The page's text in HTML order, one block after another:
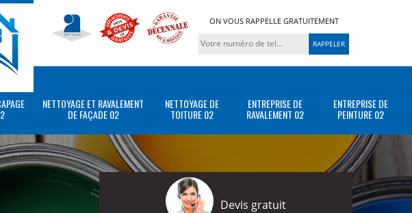
ON VOUS RAPPELLE GRATUITEMENT
NETTOYAGE ET RAVALEMENT
DE FAÇADE 02
NETTOYAGE DE
TOITURE 02
ENTREPRISE DE
RAVALEMENT 02
ENTREPRISE DE
PEINTURE 02
Devis gratuit